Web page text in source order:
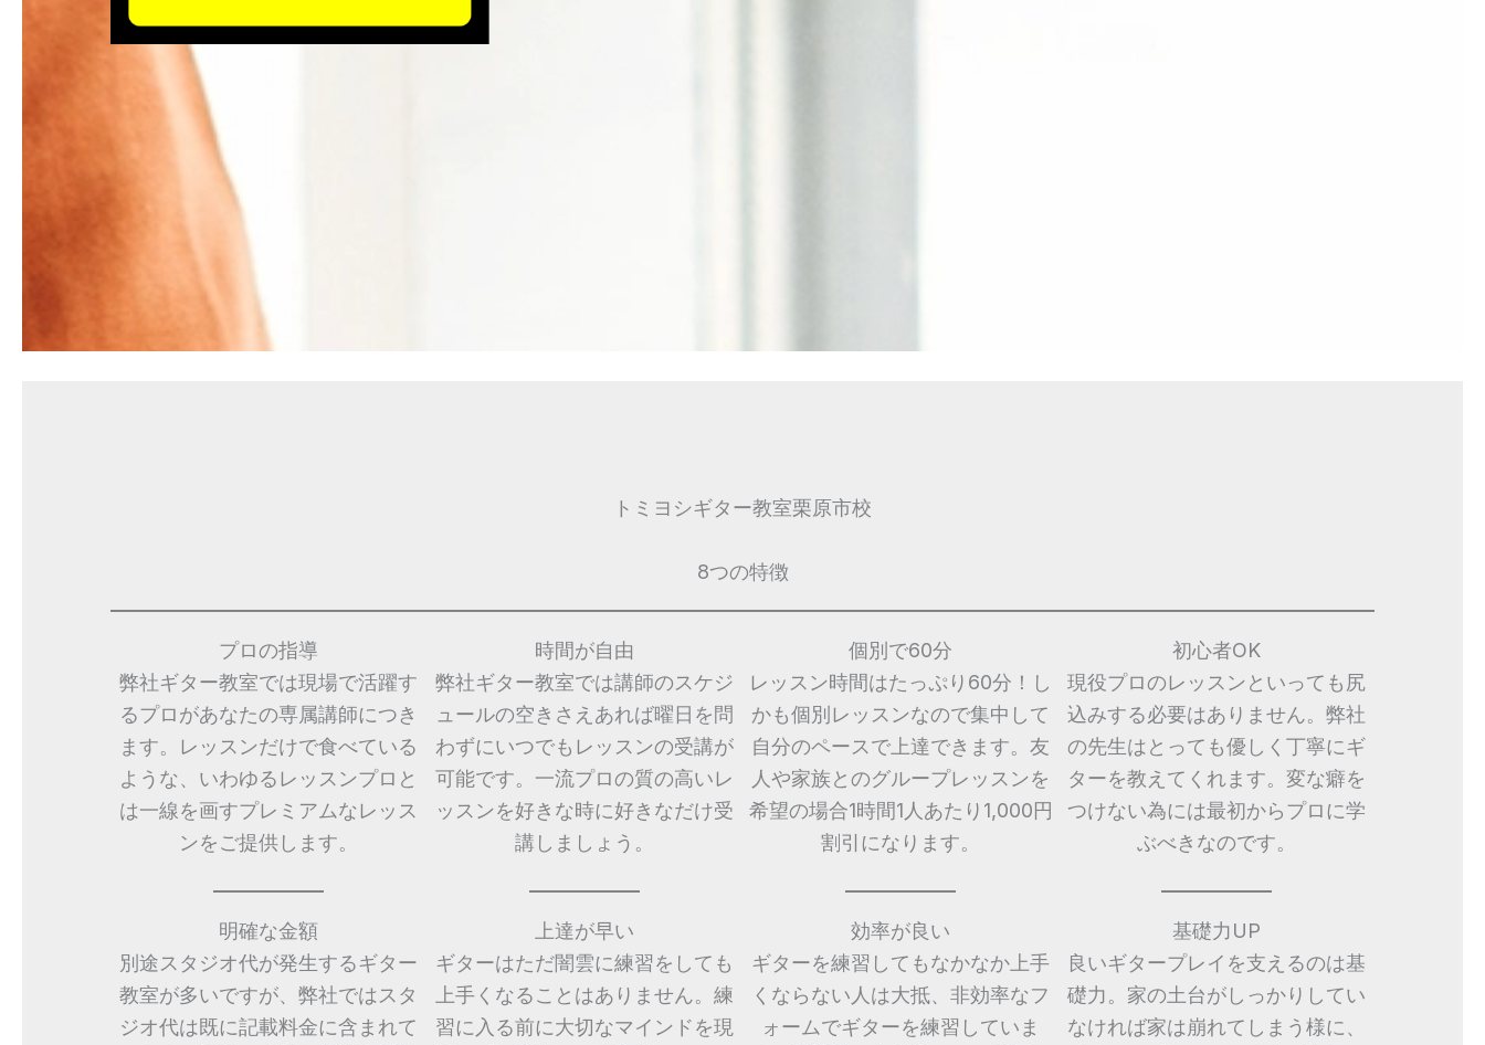
トミヨシギター教室栗原市校
8つの特徴
プロの指導
弊社ギター教室では現場で活躍す
るプロがあなたの専属講師につき
ます。レッスンだけで食べている
ような、いわゆるレッスンプロと
は一線を画すプレミアムなレッス
ンをご提供します。
時間が自由
弊社ギター教室では講師のスケジ
ュールの空きさえあれば曜日を問
わずにいつでもレッスンの受講が
可能です。一流プロの質の高いレ
ッスンを好きな時に好きなだけ受
講しましょう。
個別で60分
レッスン時間はたっぷり60分！し
かも個別レッスンなので集中して
自分のペースで上達できます。友
人や家族とのグループレッスンを
希望の場合1時間1人あたり1,000円
割引になります。
初心者OK
現役プロのレッスンといっても尻
込みする必要はありません。弊社
の先生はとっても優しく丁寧にギ
ターを教えてくれます。変な癖を
つけない為には最初からプロに学
ぶべきなのです。
明確な金額
別途スタジオ代が発生するギター
教室が多いですが、弊社ではスタ
ジオ代は既に記載料金に含まれて
上達が早い
ギターはただ闇雲に練習をしても
上手くなることはありません。練
習に入る前に大切なマインドを現
効率が良い
ギターを練習してもなかなか上手
くならない人は大抵、非効率なフ
ォームでギターを練習していま
基礎力UP
良いギタープレイを支えるのは基
礎力。家の土台がしっかりしてい
なければ家は崩れてしまう様に、